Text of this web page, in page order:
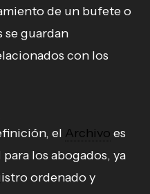
de un bufete o
se guardan
con los
el Archivo es
los abogados, ya
ordenado y